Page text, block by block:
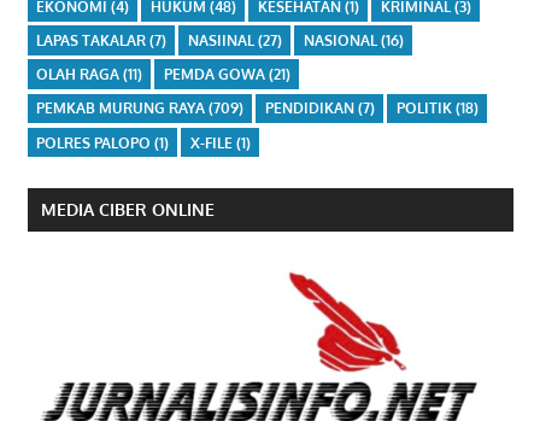
EKONOMI (4) HUKUM (48) KESEHATAN(1) KRIMINAL (3)
LAPAS TAKALAR(7) NASIINAL (27) NASIONAL (16)
OLAH RAGA(11) PEMDA GOWA(21)
PEMKAB MURUNG RAYA(709) PENDIDIKAN(7) POLITIK(18)
POLRES PALOPO (1) X-FILE (1)
MEDIA CIBER ONLINE